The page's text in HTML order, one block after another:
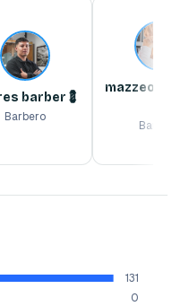
barber💈
Barbero
Barbero
Barbero
Barbero
131
0